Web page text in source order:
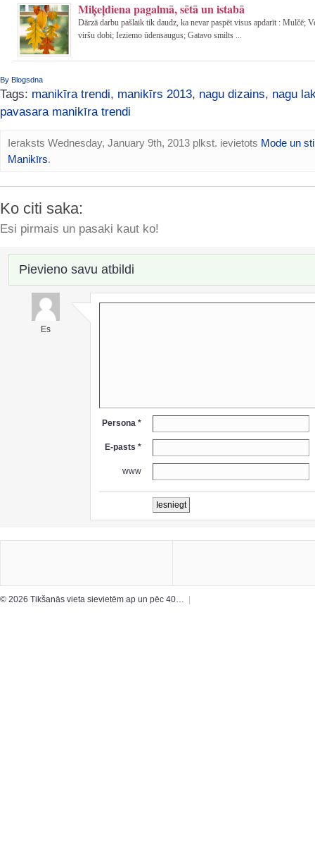
Miķeļdiena pagalmā, sētā un istabā
Dārzā darbu pašlaik tik daudz, ka nevar paspēt visus apdarīt : Mulčē;
viršu dobi; Ieziemo ūdensaugus; Gatavo smilts ...
By Blogsdna
Tags: manikīra trendi, manikīrs 2013, nagu dizains, nagu
pavasara manikīra trendi
Ieraksts Wednesday, January 9th, 2013 plkst. ievietots Mode un
Manikīrs.
Ko citi saka:
Esi pirmais un pasaki kaut ko!
Pievieno savu atbildi
Es
Persona *
E-pasts *
www
© 2026 Tikšanās vieta sievietēm ap un pēc 40…